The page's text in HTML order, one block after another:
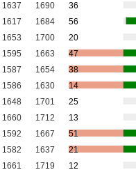
1637 1690
36
1617 1684
56
1653 1700
20
1595 1663
47
1587 1654
38
1586 1630
14
1648 1701
25
1660 1712
13
1592 1667
51
1582 1637
21
1661 1719 12